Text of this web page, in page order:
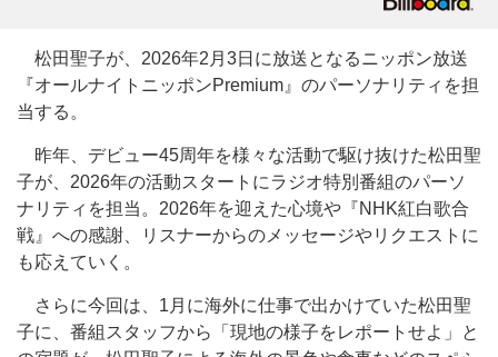
松田聖子が、2026年2月3日に放送となるニッポン放送
『オールナイトニッポンPremium』のパーソナリティを担
当する。
昨年、デビュー45周年を様々な活動で駆け抜けた松田聖
子が、2026年の活動スタートにラジオ特別番組のパーソ
ナリティを担当。2026年を迎えた心境や『NHK紅白歌合
戦』への感謝、リスナーからのメッセージやリクエストに
も応えていく。
さらに今回は、1月に海外に仕事で出かけていた松田聖
子に、番組スタッフから「現地の様子をレポートせよ」と